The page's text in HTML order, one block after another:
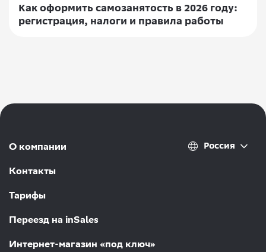
Как оформить самозанятость в 2026 году:
регистрация, налоги и правила работы
О компании
Контакты
Тарифы
Переезд на inSales
Интернет-магазин «под ключ»
Россия